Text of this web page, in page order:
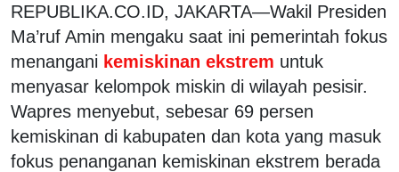
REPUBLIKA.CO.ID, JAKARTA—Wakil Presiden
Ma’ruf Amin mengaku saat ini pemerintah fokus
menangani kemiskinan ekstrem untuk
menyasar kelompok miskin di wilayah pesisir.
Wapres menyebut, sebesar 69 persen
kemiskinan di kabupaten dan kota yang masuk
fokus penanganan kemiskinan ekstrem berada